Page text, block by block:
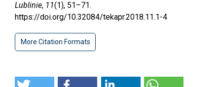
Lublinie, 11(1), 51–71.
https://doi.org/10.32084/tekapr.2018.11.1-4
More Citation Formats